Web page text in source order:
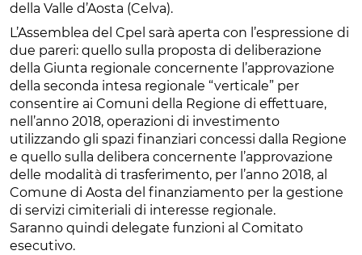
della Valle d’Aosta (Celva).
L’Assemblea del Cpel sarà aperta con l’espressione di
due pareri: quello sulla proposta di deliberazione
della Giunta regionale concernente l’approvazione
della seconda intesa regionale “verticale” per
consentire ai Comuni della Regione di effettuare,
nell’anno 2018, operazioni di investimento
utilizzando gli spazi finanziari concessi dalla Regione
e quello sulla delibera concernente l’approvazione
delle modalità di trasferimento, per l’anno 2018, al
Comune di Aosta del finanziamento per la gestione
di servizi cimiteriali di interesse regionale.
Saranno quindi delegate funzioni al Comitato
esecutivo.